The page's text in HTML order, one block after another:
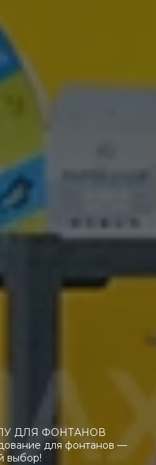
ДЛЯ ФОНТАНОВ
для фонтанов —
выбор!